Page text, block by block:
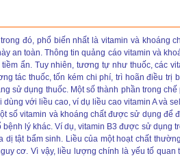
đó, phổ biến nhất là vitamin và khoáng
an toàn. Thông tin quảng cáo vitamin và
ẩn. Tuy nhiên, tương tự như thuốc, các
tác thuốc, tốn kém chi phí, trì hoãn điều
sử dụng thuốc. Một số thành phần trong
dùng với liều cao, ví dụ liều cao vitamin A và
số vitamin và khoáng chất được sử dụng để
bệnh lý khác. Ví dụ, vitamin B3 được sử dụng
dị tật bẩm sinh. Liều của một hoạt chất
cơ. Vì vậy, liều lượng chính là yếu tố